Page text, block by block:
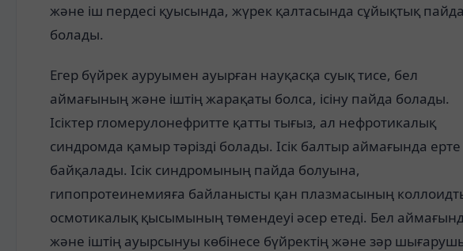
және іш пердесі қуысында, жүрек қалтасында сұйықтық пайда
болады.
Егер бүйрек ауруымен ауырған науқасқа суық тисе, бел
аймағының және іштің жарақаты болса, ісіну пайда болады.
Ісіктер гломерулонефритте қатты тығыз, ал нефротикалық
синдромда қамыр тәрізді болады. Ісік балтыр аймағында ерте
байқалады. Ісік синдромының пайда болуына,
гипопротеинемияға байланысты қан плазмасының
осмотикалық қысымының төмендеуі әсер етеді. Бел
және іштің ауырсынуы көбінесе бүйректің және зәр